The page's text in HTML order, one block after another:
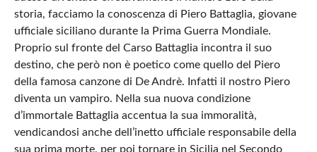
storia, facciamo la conoscenza di Piero Battaglia, giovane
ufficiale siciliano durante la Prima Guerra Mondiale.
Proprio sul fronte del Carso Battaglia incontra il suo
destino, che però non è poetico come quello del Piero
della famosa canzone di De Andrè. Infatti il nostro Piero
diventa un vampiro. Nella sua nuova condizione
d’immortale Battaglia accentua la sua immoralità,
vendicandosi anche dell’inetto ufficiale responsabile della
sua prima morte, per poi tornare in Sicilia nel Secondo